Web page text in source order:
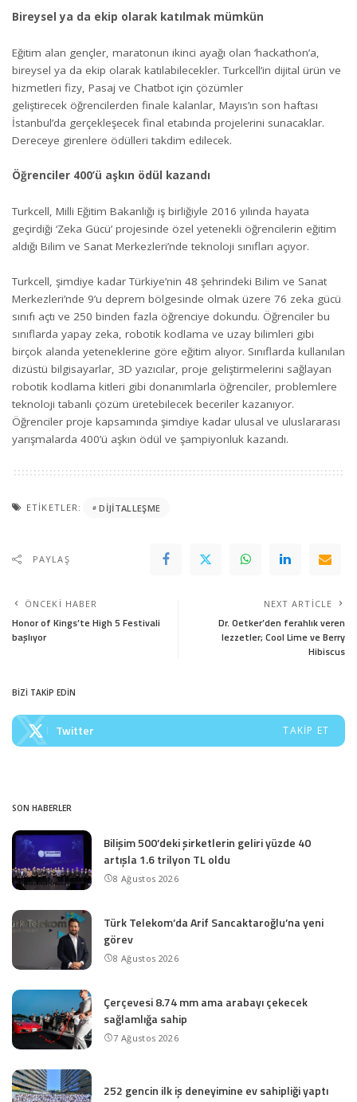
Bireysel ya da ekip olarak katılmak mümkün
Eğitim alan gençler, maratonun ikinci ayağı olan ‘hackathon’a,
bireysel ya da ekip olarak katılabilecekler. Turkcell’in dijital ürün ve
hizmetleri fizy, Pasaj ve Chatbot için çözümler
geliştirecek öğrencilerden finale kalanlar, Mayıs’ın son haftası
İstanbul’da gerçekleşecek final etabında projelerini sunacaklar.
Dereceye girenlere ödülleri takdim edilecek.
Öğrenciler 400’ü aşkın ödül kazandı
Turkcell, Milli Eğitim Bakanlığı iş birliğiyle 2016 yılında hayata
geçirdiği ‘Zeka Gücü’ projesinde özel yetenekli öğrencilerin eğitim
aldığı Bilim ve Sanat Merkezleri’nde teknoloji sınıfları açıyor.
Turkcell, şimdiye kadar Türkiye’nin 48 şehrindeki Bilim ve Sanat
Merkezleri’nde 9’u deprem bölgesinde olmak üzere 76 zeka gücü
sınıfı açtı ve 250 binden fazla öğrenciye dokundu. Öğrenciler bu
sınıflarda yapay zeka, robotik kodlama ve uzay bilimleri gibi
birçok alanda yeteneklerine göre eğitim alıyor. Sınıflarda kullanılan
dizüstü bilgisayarlar, 3D yazıcılar, proje geliştirmelerini sağlayan
robotik kodlama kitleri gibi donanımlarla öğrenciler, problemlere
teknoloji tabanlı çözüm üretebilecek beceriler kazanıyor.
Öğrenciler proje kapsamında şimdiye kadar ulusal ve uluslararası
yarışmalarda 400’ü aşkın ödül ve şampiyonluk kazandı.
ETIKETLER: DIJITALLEŞME
PAYLAŞ
ÖNCEKI HABER
Honor of Kings’te High 5 Festivali
başlıyor
NEXT ARTICLE
Dr. Oetker’den ferahlık veren
lezzetler; Cool Lime ve Berry
Hibiscus
BİZİ TAKİP EDİN
Twitter TAKIP ET
SON HABERLER
Bilişim 500’deki şirketlerin geliri yüzde 40
artışla 1.6 trilyon TL oldu
8 Ağustos 2026
Türk Telekom’da Arif Sancaktaroğlu’na yeni
görev
8 Ağustos 2026
Çerçevesi 8.74 mm ama arabayı çekecek
sağlamlığa sahip
7 Ağustos 2026
252 gencin ilk iş deneyimine ev sahipliği yaptı